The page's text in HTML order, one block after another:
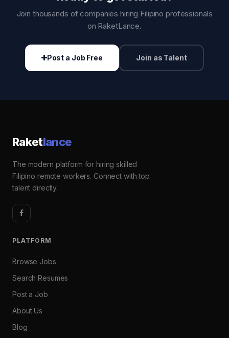
Join thousands of companies hiring Filipino professionals
on RaketLance.
Post a Job Free Join as Talent
Raketlance
The modern platform for hiring skilled
Filipino remote workers. Connect with top
talent directly.
PLATFORM
Browse Jobs
Search Resumes
Post a Job
About Us
Blog